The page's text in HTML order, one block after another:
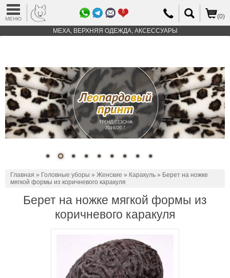
МЕНЮ
0
(0)
МЕХА, ВЕРХНЯЯ ОДЕЖДА, АКСЕССУАРЫ
Главная » Головные уборы » Женские » Каракуль » Берет на ножке
мягкой формы из коричневого каракуля
Берет на ножке мягкой формы из
коричневого каракуля